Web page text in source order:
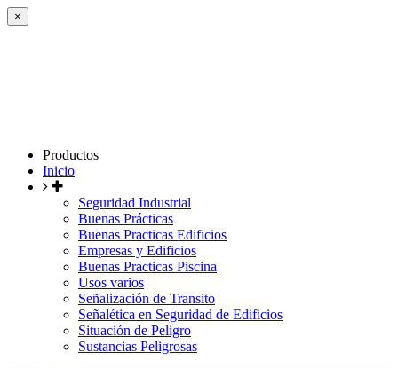
×
Productos
Inicio
Seguridad Industrial
Buenas Prácticas
Buenas Practicas Edificios
Empresas y Edificios
Buenas Practicas Piscina
Usos varios
Señalización de Transito
Señalética en Seguridad de Edificios
Situación de Peligro
Sustancias Peligrosas